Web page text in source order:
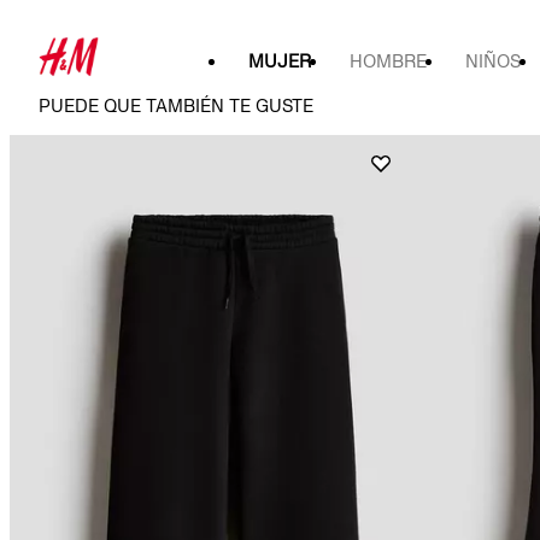
MUJER HOMBRE NIÑOS
PUEDE QUE TAMBIÉN TE GUSTE